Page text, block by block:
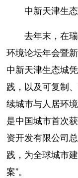
中新天津生
去年末，在瑞
环境论坛年会暨
中新天津生态城
践，以及可复制
续城市与人居环
是中国城市首次
资开发有限公司
践，为全球城市
案”。